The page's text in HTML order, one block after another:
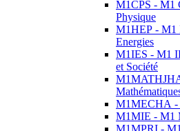
M1CPS - M1
Physique
M1HEP - M1
Energies
M1IES - M1
et Société
M1MECHA -
M1MIE - M1
M1MPRI -